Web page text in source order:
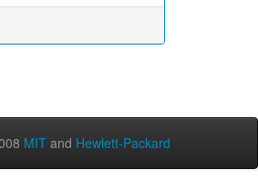
MIT and Hewlett-Packard